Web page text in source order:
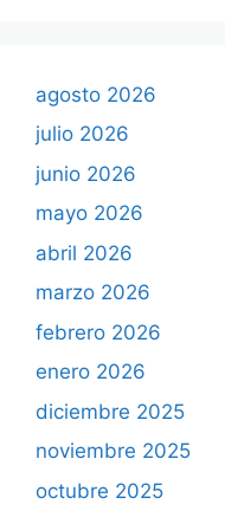
agosto 2026
julio 2026
junio 2026
mayo 2026
abril 2026
marzo 2026
febrero 2026
enero 2026
diciembre 2025
noviembre 2025
octubre 2025